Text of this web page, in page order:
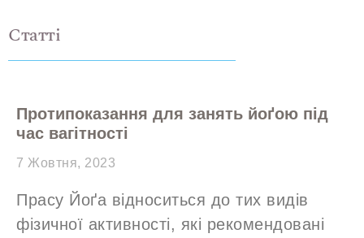
Статті
Протипоказання для занять йоґою під
час вагітності
7 Жовтня, 2023
Прасу Йоґа відноситься до тих видів
фізичної активності, які рекомендовані